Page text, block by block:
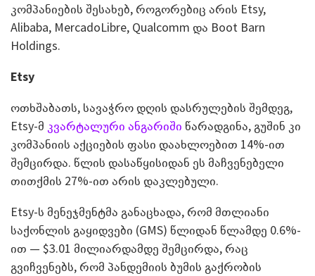
კომპანიების შესახებ, როგორებიც არის Etsy,
Alibaba, MercadoLibre, Qualcomm და Boot Barn
Holdings.
Etsy
ოთხშაბათს, სავაჭრო დღის დასრულების შემდეგ,
Etsy-მ კვარტალური ანგარიში წარადგინა, გუშინ კი
კომპანიის აქციების ფასი დაახლოებით 14%-ით
შემცირდა. წლის დასაწყისიდან ეს მაჩვენებელი
თითქმის 27%-ით არის დაკლებული.
Etsy-ს მენეჯმენტმა განაცხადა, რომ მთლიანი
საქონლის გაყიდვები (GMS) წლიდან წლამდე 0.6%-
ით — $3.01 მილიარდამდე შემცირდა, რაც
გვიჩვენებს, რომ პანდემიის ბუმის გაქრობის